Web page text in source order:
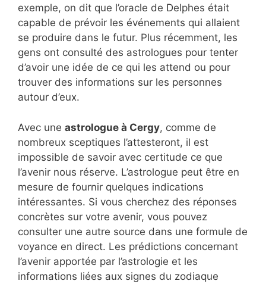
exemple, on dit que l’oracle de Delphes était
capable de prévoir les événements qui allaient
se produire dans le futur. Plus récemment, les
gens ont consulté des astrologues pour tenter
d’avoir une idée de ce qui les attend ou pour
trouver des informations sur les personnes
autour d’eux.
Avec une astrologue à Cergy, comme de
nombreux sceptiques l’attesteront, il est
impossible de savoir avec certitude ce que
l’avenir nous réserve. L’astrologue peut être en
mesure de fournir quelques indications
intéressantes. Si vous cherchez des réponses
concrètes sur votre avenir, vous pouvez
consulter une autre source dans une formule de
voyance en direct. Les prédictions concernant
l’avenir apportée par l’astrologie et les
informations liées aux signes du zodiaque